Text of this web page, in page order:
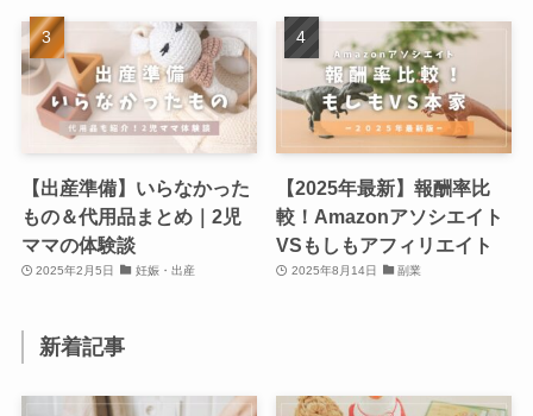
【出産準備】いらなかった
もの＆代用品まとめ｜2児
ママの体験談
2025年2月5日 妊娠・出産
【2025年最新】報酬率比
較！Amazonアソシエイト
VSもしもアフィリエイト
2025年8月14日 副業
新着記事